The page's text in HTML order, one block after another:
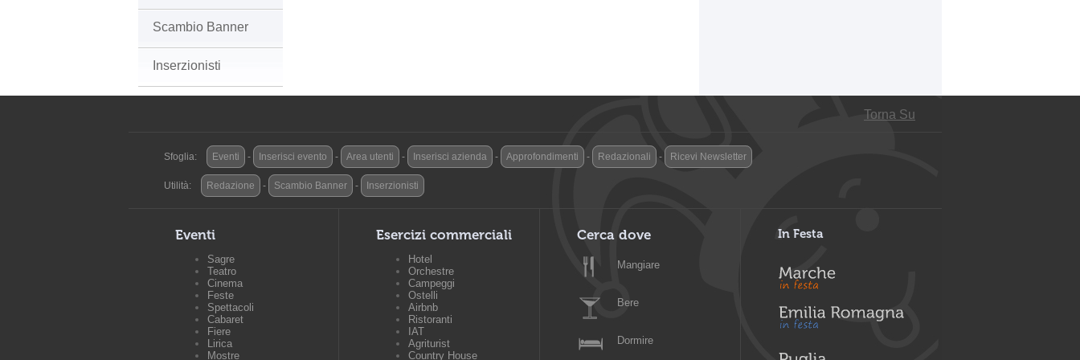
Scambio Banner
Inserzionisti
Torna Su
Sfoglia: Eventi - Inserisci evento - Area utenti - Inserisci azienda - Approfondimenti - Redazionali - Ricevi Newsletter
Utilità: Redazione - Scambio Banner - Inserzionisti
Eventi
Sagre
Teatro
Cinema
Feste
Spettacoli
Cabaret
Fiere
Lirica
Mostre
Esercizi commerciali
Hotel
Orchestre
Campeggi
Ostelli
Airbnb
Ristoranti
IAT
Agriturist
Country House
Cerca dove
Mangiare
Bere
Dormire
In Festa